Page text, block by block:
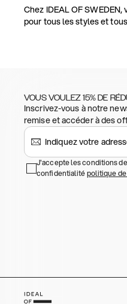
Chez IDEAL OF
pour tous les styles et
VOUS VOULEZ 15% DE
Inscrivez-vous à notre
remise et accéder à des
J'accepte les conditions
confidentialitépolitique